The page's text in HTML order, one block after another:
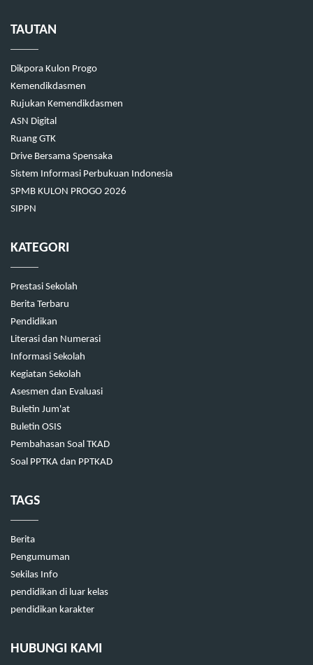
TAUTAN
Dikpora Kulon Progo
Kemendikdasmen
Rujukan Kemendikdasmen
ASN Digital
Ruang GTK
Drive Bersama Spensaka
Sistem Informasi Perbukuan Indonesia
SPMB KULON PROGO 2026
SIPPN
KATEGORI
Prestasi Sekolah
Berita Terbaru
Pendidikan
Literasi dan Numerasi
Informasi Sekolah
Kegiatan Sekolah
Asesmen dan Evaluasi
Buletin Jum'at
Buletin OSIS
Pembahasan Soal TKAD
Soal PPTKA dan PPTKAD
TAGS
Berita
Pengumuman
Sekilas Info
pendidikan di luar kelas
pendidikan karakter
HUBUNGI KAMI